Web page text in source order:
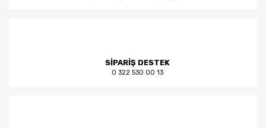
SİPARİŞ DESTEK
0 322 530 00 13